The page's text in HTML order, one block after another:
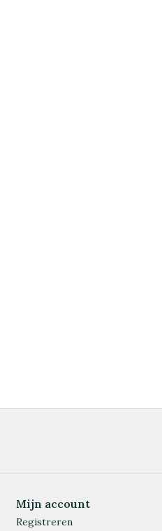
Mijn account
Registreren